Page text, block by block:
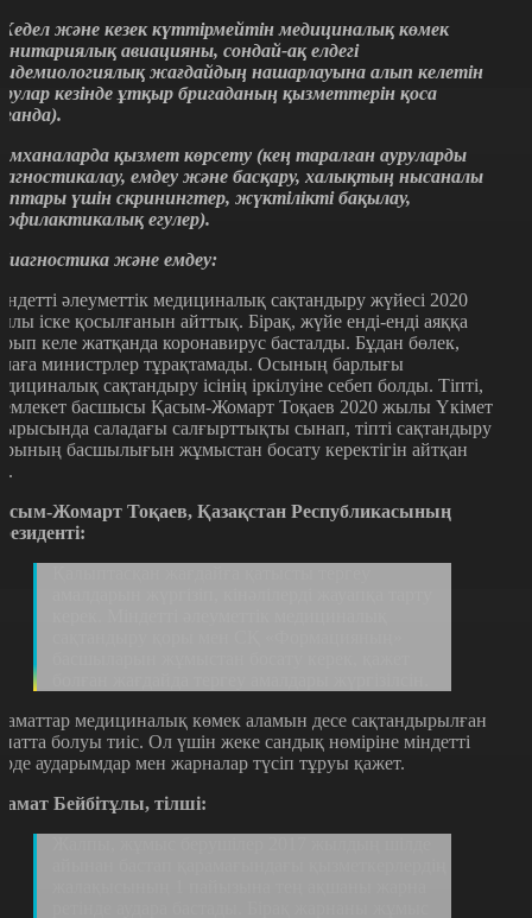
және кезек күттірмейтін медициналық көмек
авиацияны, сондай-ақ елдегі
жағдайдың нашарлауына алып келетін
кезінде ұтқыр бригаданың қызметтерін қоса
қызмет көрсету (кең таралған ауруларды
емдеу және басқару, халықтың нысаналы
үшін скринингтер, жүктілікті бақылау,
егулер).
және емдеу:
әлеуметтік медициналық сақтандыру жүйесі 2020
іске қосылғанын айттық. Бірақ, жүйе енді-енді аяққа
келе жатқанда коронавирус басталды. Бұдан бөлек,
министрлер тұрақтамады. Осының барлығы
сақтандыру ісінің іркілуіне себеп болды. Тіпті,
басшысы Қасым-Жомарт Тоқаев 2020 жылы Үкімет
саладағы салғырттықты сынап, тіпті сақтандыру
басшылығын жұмыстан босату керектігін айтқан
Жомарт Тоқаев, Қазақстан Республикасының
медициналық көмек аламын десе сақтандырылған
болуы тиіс. Ол үшін жеке сандық нөміріне міндетті
аударымдар мен жарналар түсіп тұруы қажет.
Бейбітұлы, тілші: